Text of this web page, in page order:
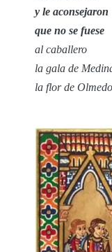
y le aconsejaron
que no se fuese
al caballero
la gala de
la flor de